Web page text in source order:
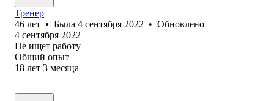
Тренер
46 лет • Была 4 сентября 2022 • Обновлено
4 сентября 2022
Не ищет работу
Общий опыт
18 лет 3 месяца